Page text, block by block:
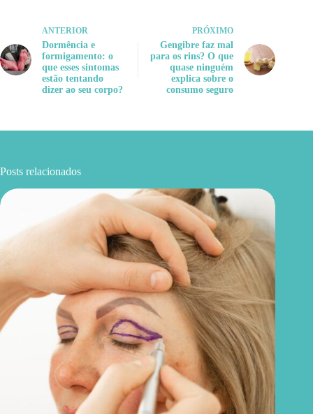
ANTERIOR
Dormência e
formigamento: o
que esses sintomas
estão tentando
dizer ao seu corpo?
PRÓXIMO
Gengibre faz mal
para os rins? O que
quase ninguém
explica sobre o
consumo seguro
Posts relacionados